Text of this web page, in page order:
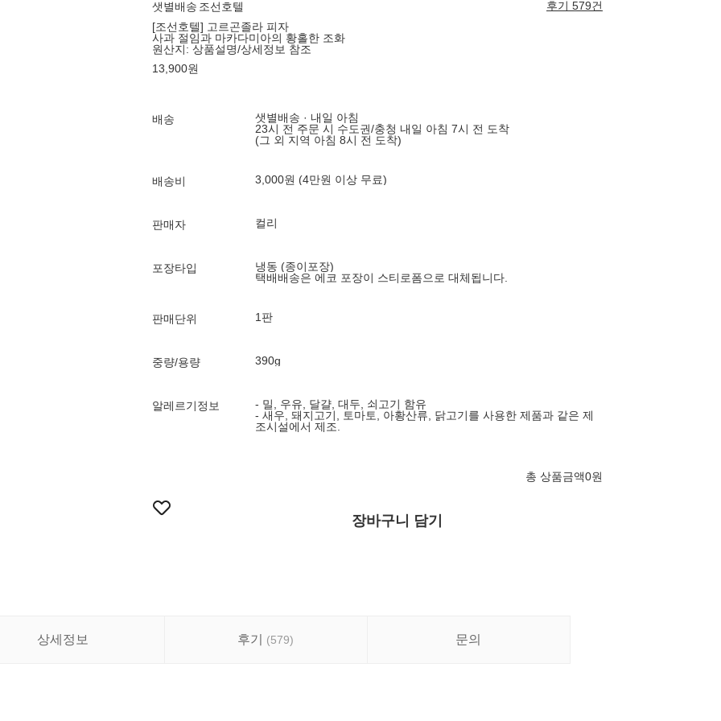
샛별배송 조선호텔
후기 579건
[조선호텔] 고르곤졸라 피자
사과 절임과 마카다미아의 황홀한 조화
원산지: 상품설명/상세정보 참조
13,900원
배송
샛별배송 · 내일 아침
23시 전 주문 시 수도권/충청 내일 아침 7시 전 도착
(그 외 지역 아침 8시 전 도착)
배송비 3,000원 (4만원 이상 무료)
판매자 컬리
포장타입
냉동 (종이포장)
택배배송은 에코 포장이 스티로폼으로 대체됩니다.
판매단위 1판
중량/용량 390g
알레르기정보
- 밀, 우유, 달걀, 대두, 쇠고기 함유
- 새우, 돼지고기, 토마토, 아황산류, 닭고기를 사용한 제품과 같은 제
조시설에서 제조.
총 상품금액0원
장바구니 담기
상세정보 후기 (579) 문의